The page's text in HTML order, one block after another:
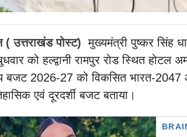
( उत्तराखंड पोस्ट) मुख्यमंत्री पुष्कर सिंह
को हल्द्वानी रामपुर रोड स्थित होटल
बजट 2026-27 को विकसित भारत-2047
एवं दूरदर्शी बजट बताया।